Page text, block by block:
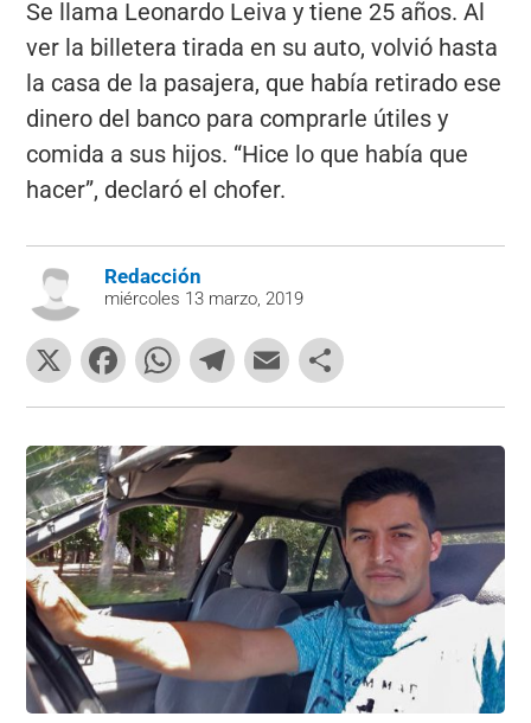
Se llama Leonardo Leiva y tiene 25 años. Al
ver la billetera tirada en su auto, volvió hasta
la casa de la pasajera, que había retirado ese
dinero del banco para comprarle útiles y
comida a sus hijos. “Hice lo que había que
hacer”, declaró el chofer.
Redacción
miércoles 13 marzo, 2019
X
F
a
c
e
b
o
o
k
W
h
at
s
A
p
p
T
el
e
gr
a
m
E
m
ai
o
m
p
ar
tir